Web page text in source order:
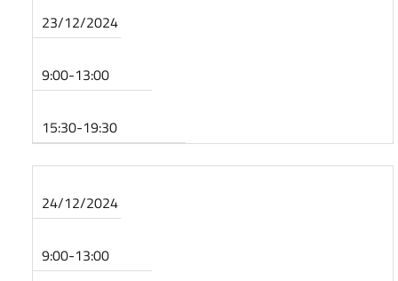
23/12/2024
9:00-13:00
15:30-19:30
24/12/2024
9:00-13:00